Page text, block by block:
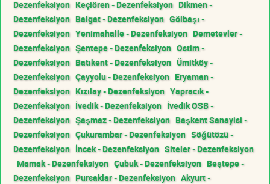
Dezenfeksiyon Keçiören - Dezenfeksiyon Dikmen -
Dezenfeksiyon Balgat - Dezenfeksiyon Gölbaşı -
Dezenfeksiyon Yenimahalle - Dezenfeksiyon Demetevler -
Dezenfeksiyon Şentepe - Dezenfeksiyon Ostim -
Dezenfeksiyon Batıkent - Dezenfeksiyon Ümitköy -
Dezenfeksiyon Çayyolu - Dezenfeksiyon Eryaman -
Dezenfeksiyon Kızılay - Dezenfeksiyon Yapracık -
Dezenfeksiyon İvedik - Dezenfeksiyon İvedik OSB -
Dezenfeksiyon Şaşmaz - Dezenfeksiyon Başkent Sanayisi -
Dezenfeksiyon Çukurambar - Dezenfeksiyon Söğütözü -
Dezenfeksiyon İncek - Dezenfeksiyon Siteler - Dezenfeksiyon
Mamak - Dezenfeksiyon Çubuk - Dezenfeksiyon Beştepe -
Dezenfeksiyon Pursaklar - Dezenfeksiyon Akyurt -